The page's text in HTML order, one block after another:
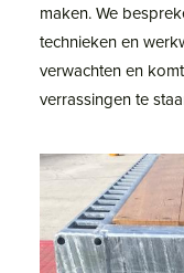
maken. We
technieken en
verwachten en
verrassingen te